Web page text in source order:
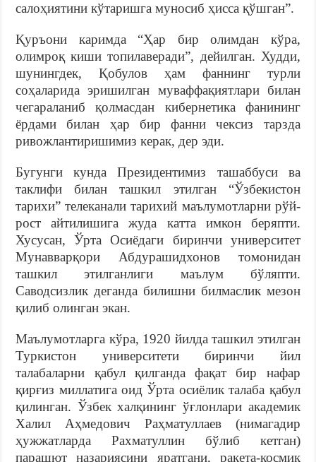
салоҳиятини кўтаришга муносиб ҳисса қўшган”.
Қуръони каримда “Ҳар бир олимдан кўра,
олимроқ киши топилаверади”, дейилган. Худди,
шунингдек, Қобулов ҳам фаннинг турли
соҳаларида эришилган муваффақиятлари билан
чегараланиб қолмасдан кибернетика фанининг
ёрдами билан ҳар бир фанни чексиз тарзда
ривожлантиришимиз керак, дер эди.
Бугунги кунда Президентимиз ташаббуси ва
таклифи билан ташкил этилган “Ўзбекистон
тарихи” телеканали тарихий маълумотларни рўй-
рост айтилишига жуда катта имкон беряпти.
Хусусан, Ўрта Осиёдаги биринчи университет
Мунавварқори Абдурашидхонов томонидан
ташкил этилганлиги маълум бўляпти.
Саводсизлик деганда билишни билмаслик мезон
қилиб олинган экан.
Маълумотларга кўра, 1920 йилда ташкил этилган
Туркистон университети биринчи йил
талабаларни қабул қилганда фақат бир нафар
қирғиз миллатига оид Ўрта осиёлик талаба қабул
қилинган. Ўзбек халқининг ўғлонлари академик
Халил Аҳмедович Раҳматуллаев (нимагадир
ҳужжатларда Рахматуллин бўлиб кетган)
парашют назариясини яратгани, ракета-космик